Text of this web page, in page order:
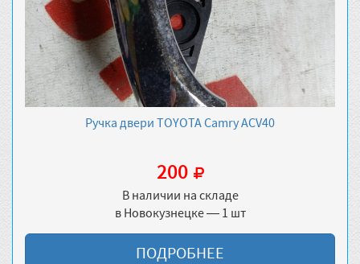
Ручка двери TOYOTA Camry ACV40
200
В наличии на складе
в Новокузнецке — 1 шт
ПОДРОБНЕЕ